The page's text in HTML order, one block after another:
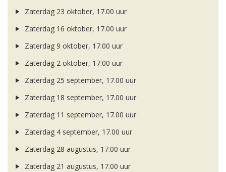
Zaterdag 23 oktober, 17.00 uur
Zaterdag 16 oktober, 17.00 uur
Zaterdag 9 oktober, 17.00 uur
Zaterdag 2 oktober, 17.00 uur
Zaterdag 25 september, 17.00 uur
Zaterdag 18 september, 17.00 uur
Zaterdag 11 september, 17.00 uur
Zaterdag 4 september, 17.00 uur
Zaterdag 28 augustus, 17.00 uur
Zaterdag 21 augustus, 17.00 uur